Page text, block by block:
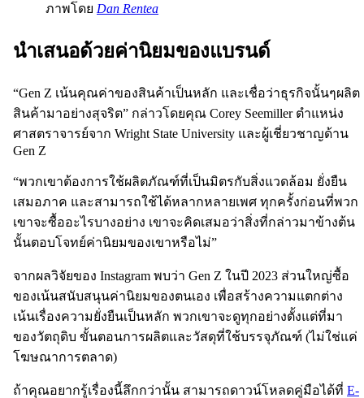
ภาพโดย Dan Rentea
นำเสนอด้วยค่านิยมของแบรนด์
“Gen Z เน้นคุณค่าของสินค้าเป็นหลัก และเชื่อว่าธุรกิจนั้นๆผลิต
สินค้ามาอย่างสุจริต” กล่าวโดยคุณ Corey Seemiller ตำแหน่ง
ศาสตราจารย์จาก Wright State University และผู้เชี่ยวชาญด้าน
Gen Z
“พวกเขาต้องการใช้ผลิตภัณฑ์ที่เป็นมิตรกับสิ่งแวดล้อม ยั่งยืน
เสมอภาค และสามารถใช้ได้หลากหลายเพศ ทุกครั้งก่อนที่พวก
เขาจะซื้ออะไรบางอย่าง เขาจะคิดเสมอว่าสิ่งที่กล่าวมาข้างต้น
นั้นตอบโจทย์ค่านิยมของเขาหรือไม่”
จากผลวิจัยของ Instagram พบว่า Gen Z ในปี 2023 ส่วนใหญ่ซื้อ
ของเน้นสนับสนุนค่านิยมของตนเอง เพื่อสร้างความแตกต่าง
เน้นเรื่องความยั่งยืนเป็นหลัก พวกเขาจะดูทุกอย่างตั้งแต่ที่มา
ของวัตถุดิบ ขั้นตอนการผลิตและวัสดุที่ใช้บรรจุภัณฑ์ (ไม่ใช่แค่
โฆษณาการตลาด)
ถ้าคุณอยากรู้เรื่องนี้ลึกกว่านั้น สามารถดาวน์โหลดคู่มือได้ที่ E-